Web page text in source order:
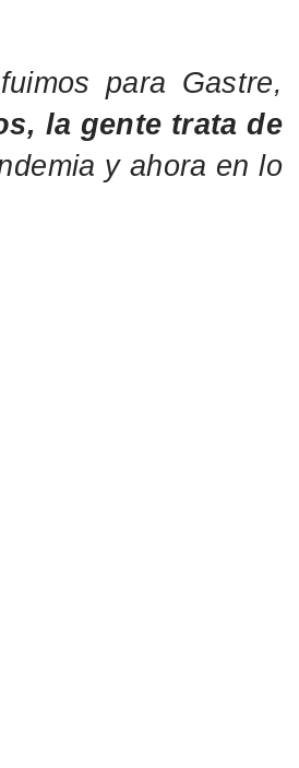
para Gastre,
la gente trata de
y ahora en lo